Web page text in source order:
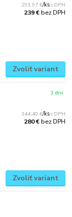
293,97 €/ks
239 €bez DPH
Zvoliť variant
344,40 €/ks
280 €bez DPH
3 dni
Zvoliť variant